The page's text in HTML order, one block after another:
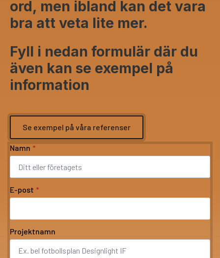
ord, men ibland kan det vara
bra att veta lite mer.
Fyll i nedan formulär där du
även kan se exempel på
information
Se exempel på våra referenser
Namn *
E-post *
Projektnamn